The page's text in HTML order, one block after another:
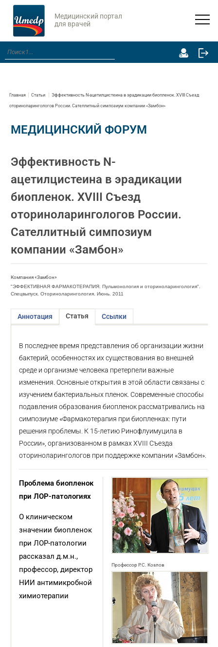
Медицинский портал
для врачей
Главная Статьи Эффективность N-ацетилцистеина в эрадикации биопленок. XVIII Съезд
оториноларингологов России. Сателлитный симпозиум компании «Замбон»
МЕДИЦИНСКИЙ ФОРУМ
Эффективность N-
ацетилцистеина в эрадикации
биопленок. XVIII Съезд
оториноларингологов России.
Сателлитный симпозиум
компании «Замбон»
Компания «Замбон»
"ЭФФЕКТИВНАЯ ФАРМАКОТЕРАПИЯ. Пульмонология и оториноларингология".
Спецвыпуск. Оториноларингология. Июнь. 2011
Аннотация Статья Ссылки
В последнее время представления об организации жизни
бактерий, особенностях их существования во внешней
среде и организме человека претерпели важные
изменения. Основные открытия в этой области связаны с
изучением бактериальных пленок. Современные способы
подавления образования биопленок рассматривались на
симпозиуме «Фармакотерапия при биопленках: пути
решения проблемы. К 15-летию Ринофлуимуцила в
России», организованном в рамках XVIII Съезда
оториноларингологов при поддержке компании «Замбон».
Профессор Р.С. Козлов
Проблема биопленок
при ЛОР-патологиях
О клиническом
значении биопленок
при ЛОР-патологии
рассказал д.м.н.,
профессор, директор
НИИ антимикробной
химиотерапии